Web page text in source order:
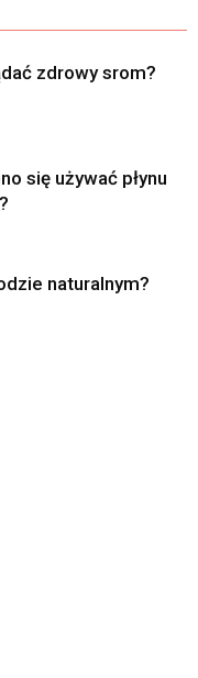
zdrowy srom?
się używać płynu
naturalnym?